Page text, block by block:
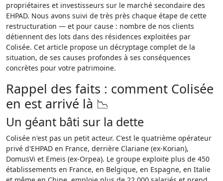
propriétaires et investisseurs sur le marché secondaire des
EHPAD. Nous avons suivi de très près chaque étape de cette
restructuration — et pour cause : nombre de nos clients
détiennent des lots dans des résidences exploitées par
Colisée. Cet article propose un décryptage complet de la
situation, de ses causes profondes à ses conséquences
concrètes pour votre patrimoine.
Rappel des faits : comment Colisée
en est arrivé là 📉
Un géant bâti sur la dette
Colisée n'est pas un petit acteur. C'est le quatrième opérateur
privé d'EHPAD en France, derrière Clariane (ex-Korian),
DomusVi et Emeis (ex-Orpea). Le groupe exploite plus de 450
établissements en France, en Belgique, en Espagne, en Italie